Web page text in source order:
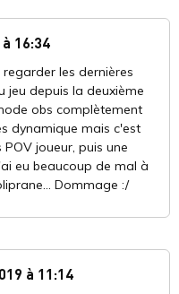
16:34
les dernières
jeu depuis la deuxième
obs complètement
dynamique mais c'est
joueur, puis une
eu beaucoup de mal à
Dommage :/
à 11:14